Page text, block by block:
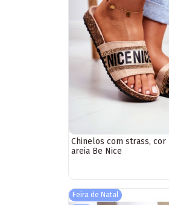
Chinelos com strass, cor
areia Be Nice
Feira de Natal